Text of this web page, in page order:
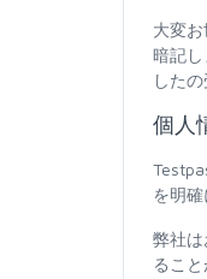
大変
暗記
した
個人
を明
弊社
るこ